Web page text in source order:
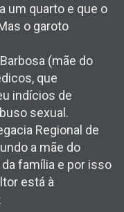
um quarto e que o
o garoto
(mãe do
que
indícios de
sexual.
Regional de
a mãe do
família e por isso
está à